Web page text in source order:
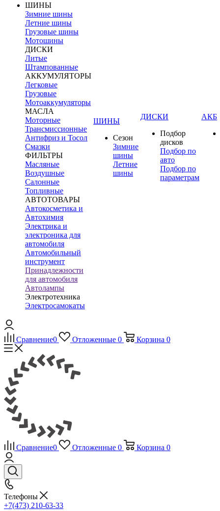
ШИНЫ
Зимние шины
Летние шины
Грузовые шины
Мотошины
ДИСКИ
Литые
Штампованные
АККУМУЛЯТОРЫ
Легковые
Грузовые
Мотоаккумуляторы
МАСЛА
Моторные
Трансмиссионные
Антифриз и Тосол
Смазки
ФИЛЬТРЫ
Масляные
Воздушные
Салонные
Топливные
АВТОТОВАРЫ
Автокосметика и
Автохимия
Электрика и
электроника для
автомобиля
Автомобильный
инструмент
Принадлежности
для автомобиля
Автолампы
Электротехника
Электросамокаты
ШИНЫ
Сезон
Зимние
шины
Летние
шины
ДИСКИ
Подбор
дисков
Подбор по
авто
Подбор по
параметрам
АКБ
Сравнение0 Отложенные 0 Корзина 0
Сравнение0 Отложенные 0 Корзина 0
Телефоны
+7(473) 210-63-33